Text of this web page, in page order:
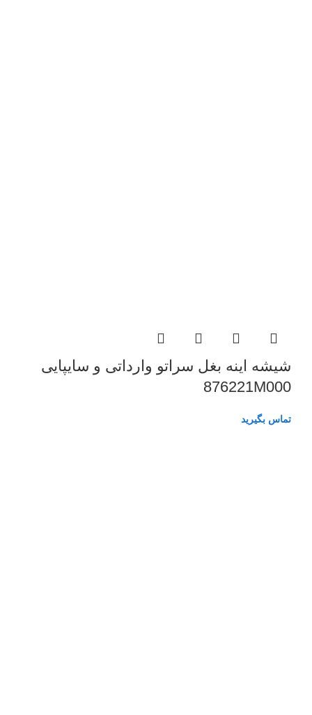
شیشه اینه بغل سراتو وارداتی و سایپایی
876221M000
تماس بگیرید